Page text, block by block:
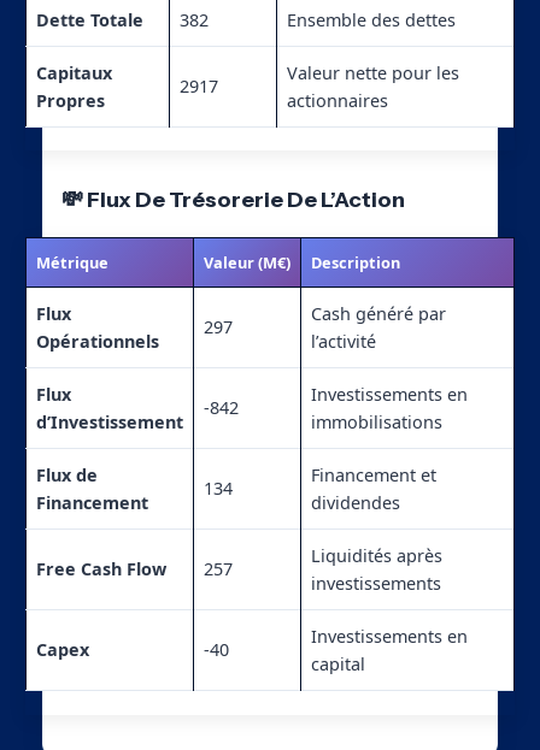
Dette Totale 382 Ensemble des dettes
Capitaux
Propres
2917
Valeur nette pour les
actionnaires
💸 Flux De Trésorerie De L’Action
Métrique Valeur (M€) Description
Flux
Opérationnels
297
Cash généré par
l’activité
Flux
d’Investissement
-842
Investissements en
immobilisations
Flux de
Financement
134
Financement et
dividendes
Free Cash Flow 257
Liquidités après
investissements
Capex -40
Investissements en
capital